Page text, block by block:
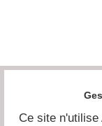
Ce site n'utilise